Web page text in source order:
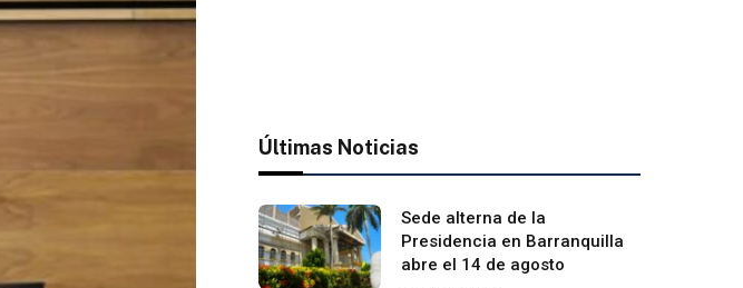
Últimas Noticias
Sede alterna de la
Presidencia en Barranquilla
abre el 14 de agosto